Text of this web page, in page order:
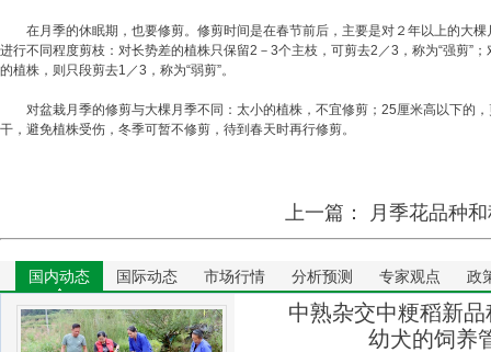
在月季的休眠期，也要修剪。修剪时间是在春节前后，主要是对２年以上的大棵
进行不同程度剪枝：对长势差的植株只保留2－3个主枝，可剪去2／3，称为“强剪”
的植株，则只段剪去1／3，称为“弱剪”。
对盆栽月季的修剪与大棵月季不同：太小的植株，不宜修剪；25厘米高以下的
干，避免植株受伤，冬季可暂不修剪，待到春天时再行修剪。
上一篇： 月季花品种
国内动态 国际动态 市场行情 分析预测 专家观点 政
中熟杂交中粳稻新
幼犬的饲养